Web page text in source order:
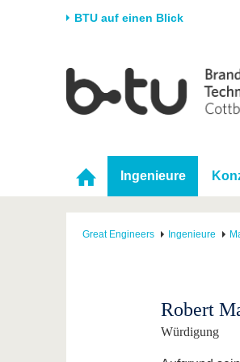
BTU auf einen Blick
Universität
Karriere & Engagement
Partnerschaften &
Strukturwandel
Ingenieure
Great Engineers Ingenieure
Robert
Würdigung